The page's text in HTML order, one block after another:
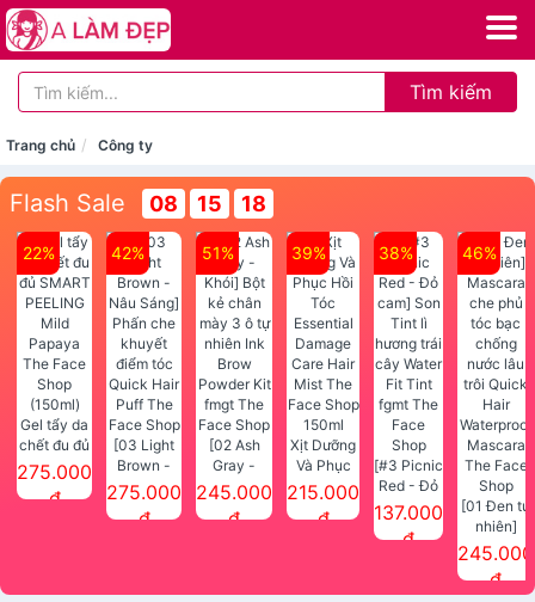
Tìm kiếm
Trang chủ Công ty
Flash Sale 08 15 18
22%
Gel tẩy da
chết đu đủ
SMART
PEELING
275.000
đ
42%
[03 Light
Brown -
Nâu Sáng]
Phấn che
275.000
đ
51%
[02 Ash
Gray -
Khói] Bột
kẻ chân
245.000
đ
39%
Xịt Dưỡng
Và Phục
Hồi Tóc
Essential
215.000
đ
38%
[#3 Picnic
Red - Đỏ
cam] Son
137.000
đ
46%
[01 Đen tự
nhiên]
Mascara
che phủ
245.000
đ